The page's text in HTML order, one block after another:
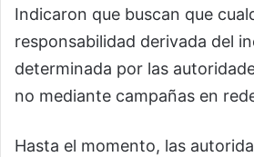
Indicaron que buscan que
responsabilidad derivada del
determinada por las
no mediante campañas en
Hasta el momento, las